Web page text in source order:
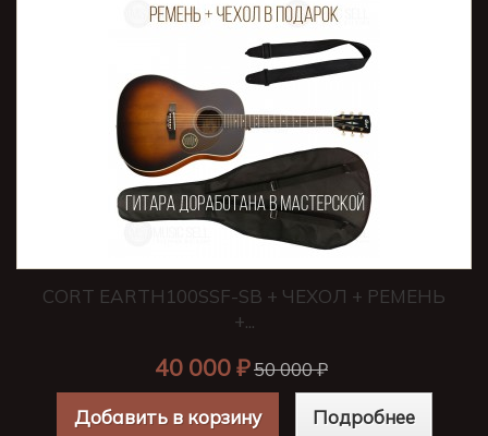
CORT EARTH100SSF-SB + ЧЕХОЛ + РЕМЕНЬ
+...
40 000 ₽50 000 ₽
Добавить в корзину Подробнее